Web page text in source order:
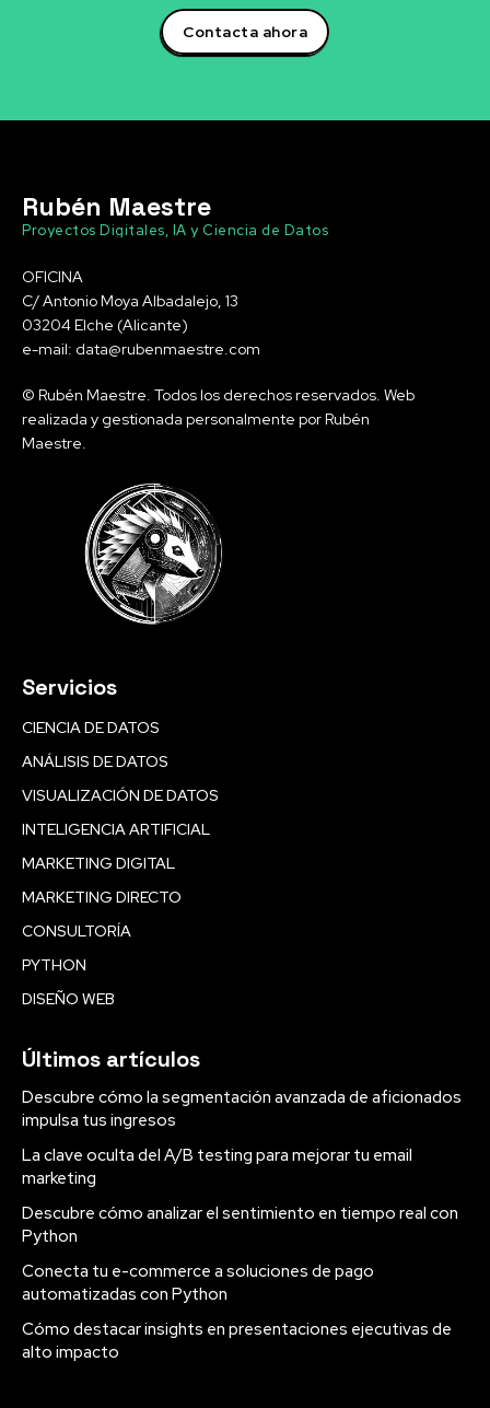
Contacta ahora
Rubén Maestre
Proyectos Digitales, IA y Ciencia de Datos
OFICINA
C/ Antonio Moya Albadalejo, 13
03204 Elche (Alicante)
e-mail: data@rubenmaestre.com
© Rubén Maestre. Todos los derechos reservados. Web
realizada y gestionada personalmente por Rubén
Maestre.
Servicios
CIENCIA DE DATOS
ANÁLISIS DE DATOS
VISUALIZACIÓN DE DATOS
INTELIGENCIA ARTIFICIAL
MARKETING DIGITAL
MARKETING DIRECTO
CONSULTORÍA
PYTHON
DISEÑO WEB
Últimos artículos
Descubre cómo la segmentación avanzada de aficionados
impulsa tus ingresos
La clave oculta del A/B testing para mejorar tu email
marketing
Descubre cómo analizar el sentimiento en tiempo real con
Python
Conecta tu e-commerce a soluciones de pago
automatizadas con Python
Cómo destacar insights en presentaciones ejecutivas de
alto impacto